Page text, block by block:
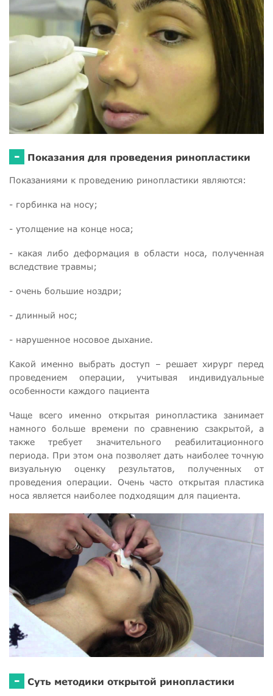
- Показания для проведения ринопластики
Показаниями к проведению ринопластики являются:
- горбинка на носу;
- утолщение на конце носа;
- какая либо деформация в области носа, полученная
вследствие травмы;
- очень большие ноздри;
- длинный нос;
- нарушенное носовое дыхание.
Какой именно выбрать доступ – решает хирург перед
проведением операции, учитывая индивидуальные
особенности каждого пациента
Чаще всего именно открытая ринопластика занимает
намного больше времени по сравнению сзакрытой, а
также требует значительного реабилитационного
периода. При этом она позволяет дать наиболее точную
визуальную оценку результатов, полученных от
проведения операции. Очень часто открытая пластика
носа является наиболее подходящим для пациента.
- Суть методики открытой ринопластики